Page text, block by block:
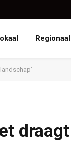
Regionaal
draagt